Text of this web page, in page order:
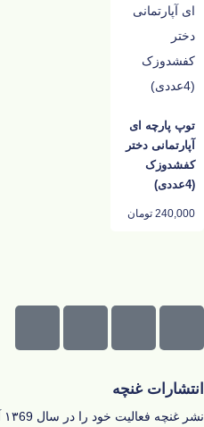
توپ پارچه ای
آپارتمانی دختر
کفشدوزک
(4عددی)
240,000 تومان
انتشارات غنچه